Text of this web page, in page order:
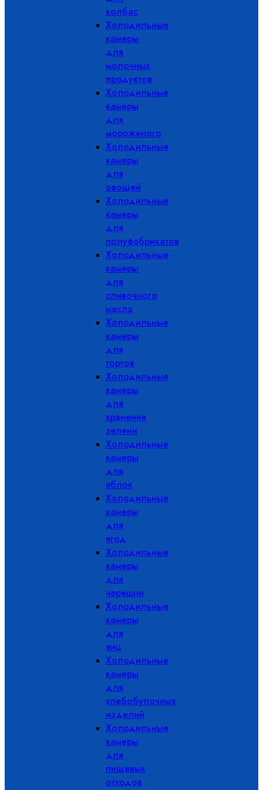
колбас
Холодильные
камеры
для
молочных
продуктов
Холодильные
камеры
для
мороженого
Холодильные
камеры
для
овощей
Холодильные
камеры
для
полуфабрикатов
Холодильные
камеры
для
сливочного
масла
Холодильные
камеры
для
тортов
Холодильные
камеры
для
хранения
зелени
Холодильные
камеры
для
яблок
Холодильные
камеры
для
ягод
Холодильные
камеры
для
черешни
Холодильные
камеры
для
яиц
Холодильные
камеры
для
хлебобулочных
изделий
Холодильные
камеры
для
пищевых
отходов